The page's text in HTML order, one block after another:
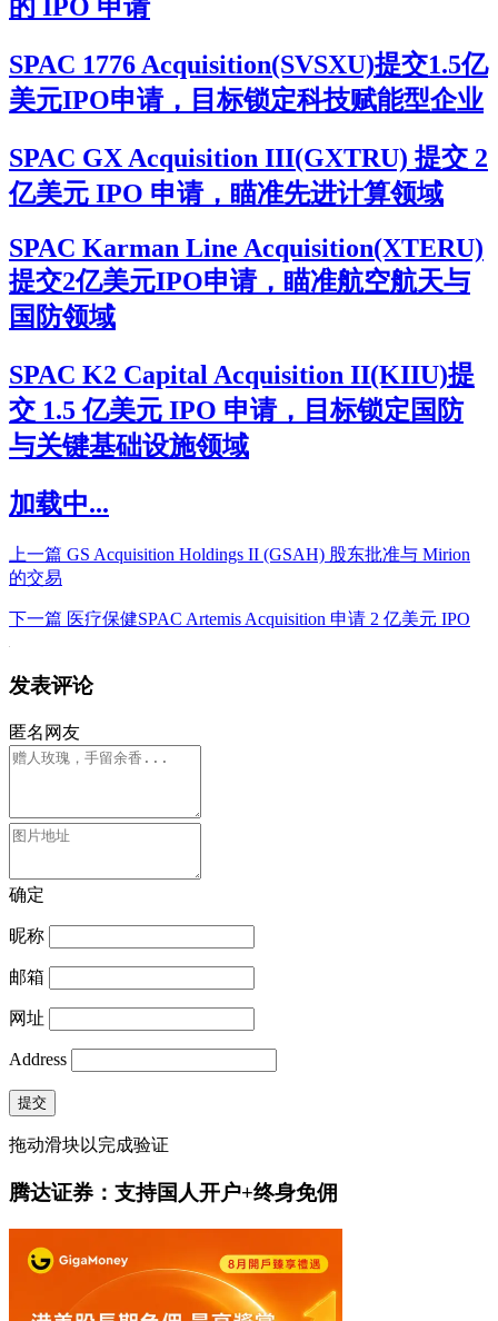
的 IPO 申请
SPAC 1776 Acquisition(SVSXU)提交1.5亿
美元IPO申请，目标锁定科技赋能型企业
SPAC GX Acquisition III(GXTRU) 提交 2
亿美元 IPO 申请，瞄准先进计算领域
SPAC Karman Line Acquisition(XTERU)
提交2亿美元IPO申请，瞄准航空航天与
国防领域
SPAC K2 Capital Acquisition II(KIIU)提
交 1.5 亿美元 IPO 申请，目标锁定国防
与关键基础设施领域
加载中...
上一篇 GS Acquisition Holdings II (GSAH) 股东批准与 Mirion
的交易
下一篇 医疗保健SPAC Artemis Acquisition 申请 2 亿美元 IPO
发表评论
匿名网友
确定
昵称
邮箱
网址
Address
提交
拖动滑块以完成验证
腾达证券：支持国人开户+终身免佣